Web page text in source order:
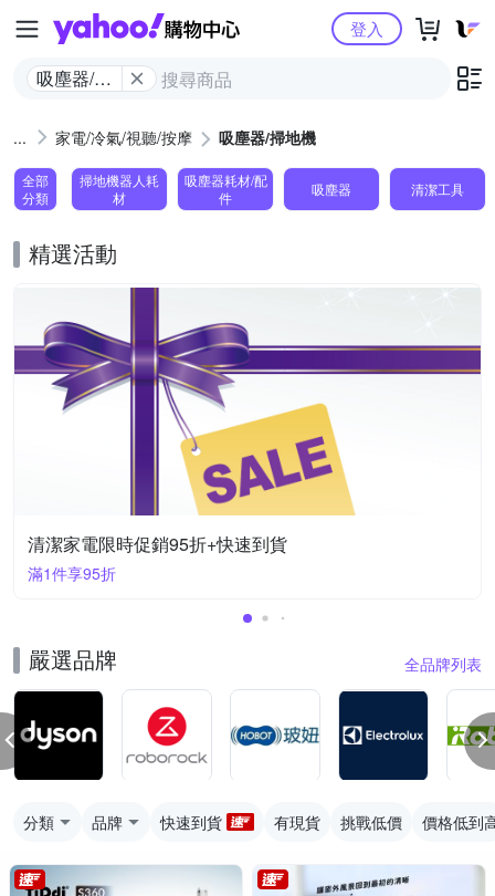
Yahoo購物中心
吸塵器/掃
登入
家電/冷氣/視聽/按摩 吸塵器/掃地機
全部
分類
掃地機器人耗
材
吸塵器耗材/配
件
吸塵器 清潔工具
精選活動
清潔家電限時促銷95折+快速到貨
滿1件享95折
嚴選品牌 全品牌列表
分類 品牌 快速到貨 有現貨 挑戰低價 價格低到